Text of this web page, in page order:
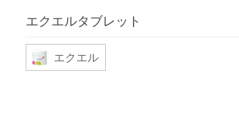
エクエルタブレット
エクエル